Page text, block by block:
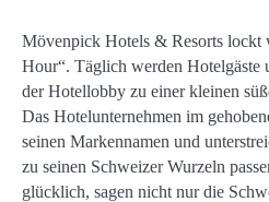
Mövenpick Hotels & Resorts lockt
Hour“. Täglich werden Hotelgäste
der Hotellobby zu einer kleinen
Das Hotelunternehmen im
seinen Markennamen und
zu seinen Schweizer Wurzeln
glücklich, sagen nicht nur die